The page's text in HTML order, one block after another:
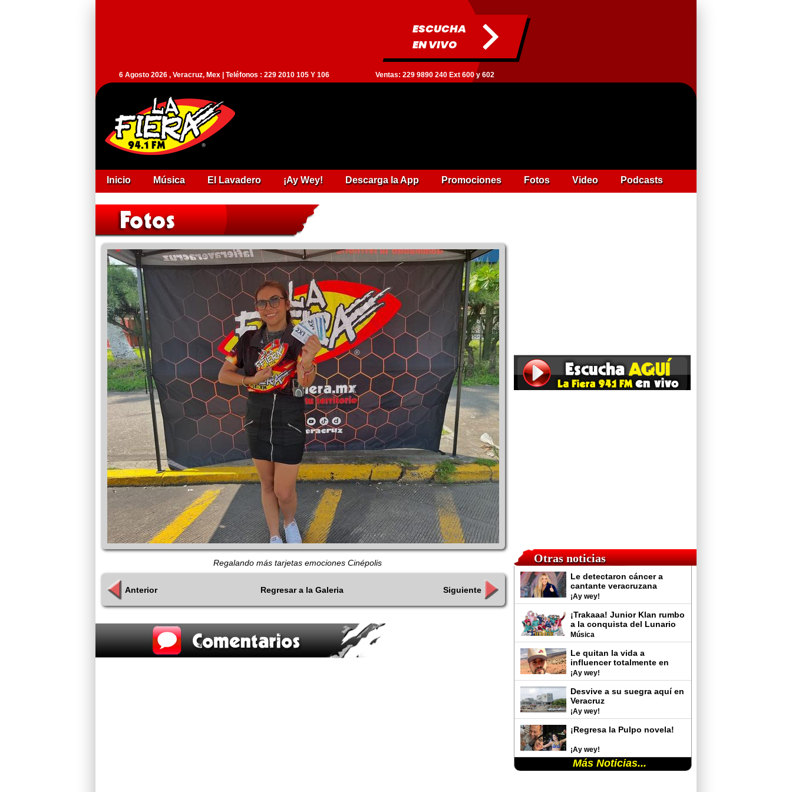
ESCUCHA
EN VIVO
6 Agosto 2026 , Veracruz, Mex | Teléfonos : 229 2010 105 Y 106 Ventas: 229 9890 240 Ext 600 y 602
Inicio Música El Lavadero ¡Ay Wey! Descarga la App Promociones Fotos Video Podcasts
Otras noticias
Le detectaron cáncer a
cantante veracruzana
¡Ay wey!
¡Trakaaa! Junior Klan rumbo
a la conquista del Lunario
del Auditorio Nacional
Música
Le quitan la vida a
influencer totalmente en
vivo
¡Ay wey!
Desvive a su suegra aquí en
Veracruz
¡Ay wey!
¡Regresa la Pulpo novela!
¡Ay wey!
Más Noticias...
Regalando más tarjetas emociones Cinépolis
Anterior Regresar a la Galeria Siguiente